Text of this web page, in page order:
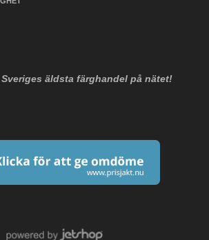
äldsta färghandel på nätet!